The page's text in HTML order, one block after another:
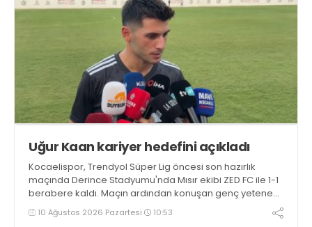
Uğur Kaan kariyer hedefini açıkladı
Kocaelispor, Trendyol Süper Lig öncesi son hazırlık
maçında Derince Stadyumu'nda Mısır ekibi ZED FC ile 1-1
berabere kaldı. Maçın ardından konuşan genç yetenek
Uğur Kaan Yıldız, "İlk yarı iyi değildik ama soyunma
odasındaki uyarılarla kendimize geldik. Tek önceliğim
10 Ağustos 2026 Pazartesi 10:53